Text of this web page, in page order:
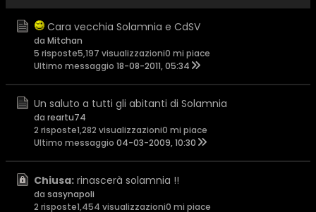
Cara vecchia Solamnia e CdSV
da Mitchan
5 risposte5,197 visualizzazioni0 mi piace
Ultimo messaggio 18-08-2011, 05:34
Un saluto a tutti gli abitanti di Solamnia
da reartu74
2 risposte1,282 visualizzazioni0 mi piace
Ultimo messaggio 04-03-2009, 10:30
Chiusa: rinascerà solamnia !!
da sasynapoli
2 risposte1,454 visualizzazioni0 mi piace